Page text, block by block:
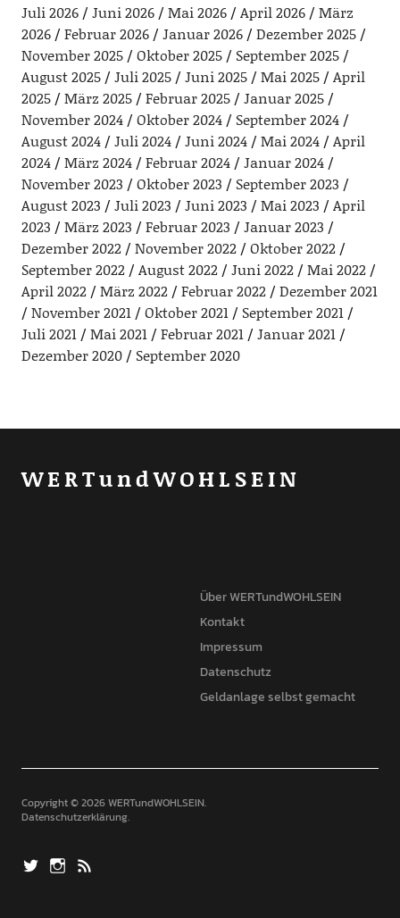
Juli 2026 Juni 2026 Mai 2026 April 2026
März
2026
Februar 2026 Januar 2026
Dezember 2025
November 2025
Oktober 2025
September 2025
August 2025
Juli 2025 Juni 2025 Mai 2025
April
2025
März 2025 Februar 2025
Januar 2025
November 2024
Oktober 2024
September 2024
August 2024
Juli 2024 Juni 2024 Mai 2024
April
2024
März 2024 Februar 2024
Januar 2024
November 2023
Oktober 2023
September 2023
August 2023
Juli 2023 Juni 2023 Mai 2023
April
2023
März 2023 Februar 2023
Januar 2023
Dezember 2022
November 2022
Oktober 2022
September 2022
August 2022 Juni 2022
Mai 2022
April 2022
März 2022 Februar 2022
Dezember 2021
November 2021
Oktober 2021
September 2021
Juli 2021
Mai 2021 Februar 2021
Januar 2021
Dezember 2020
September 2020
WERTundWOHLSEIN
Über WERTundWOHLSEIN
Kontakt
Impressum
Datenschutz
Geldanlage selbst gemacht
Copyright © 2026 WERTundWOHLSEIN
Datenschutzerklärung